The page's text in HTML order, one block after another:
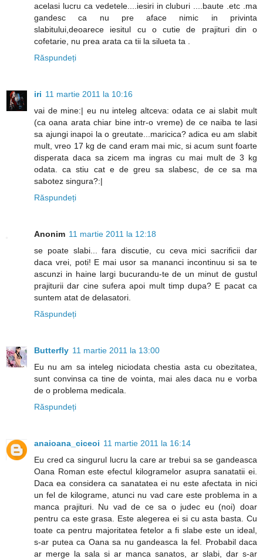
acelasi lucru ca vedetele....iesiri in cluburi ....baute .etc .ma
gandesc ca nu pre aface nimic in privinta
slabitului,deoarece iesitul cu o cutie de prajituri din o
cofetarie, nu prea arata ca tii la silueta ta .
Răspundeți
iri 11 martie 2011 la 10:16
vai de mine:| eu nu inteleg altceva: odata ce ai slabit mult
(ca oana arata chiar bine intr-o vreme) de ce naiba te lasi
sa ajungi inapoi la o greutate...maricica? adica eu am slabit
mult, vreo 17 kg de cand eram mai mic, si acum sunt foarte
disperata daca sa zicem ma ingras cu mai mult de 3 kg
odata. ca stiu cat e de greu sa slabesc, de ce sa ma
sabotez singura?:|
Răspundeți
Anonim 11 martie 2011 la 12:18
se poate slabi... fara discutie, cu ceva mici sacrificii dar
daca vrei, poti! E mai usor sa mananci incontinuu si sa te
ascunzi in haine largi bucurandu-te de un minut de gustul
prajiturii dar cine sufera apoi mult timp dupa? E pacat ca
suntem atat de delasatori.
Răspundeți
Butterfly 11 martie 2011 la 13:00
Eu nu am sa inteleg niciodata chestia asta cu obezitatea,
sunt convinsa ca tine de vointa, mai ales daca nu e vorba
de o problema medicala.
Răspundeți
anaioana_ciceoi 11 martie 2011 la 16:14
Eu cred ca singurul lucru la care ar trebui sa se gandeasca
Oana Roman este efectul kilogramelor asupra sanatatii ei.
Daca ea considera ca sanatatea ei nu este afectata in nici
un fel de kilograme, atunci nu vad care este problema in a
manca prajituri. Nu vad de ce sa o judec eu (noi) doar
pentru ca este grasa. Este alegerea ei si cu asta basta. Cu
toate ca pentru majoritatea fetelor a fi slabe este un ideal,
s-ar putea ca Oana sa nu gandeasca la fel. Probabil daca
ar merge la sala si ar manca sanatos, ar slabi, dar s-ar